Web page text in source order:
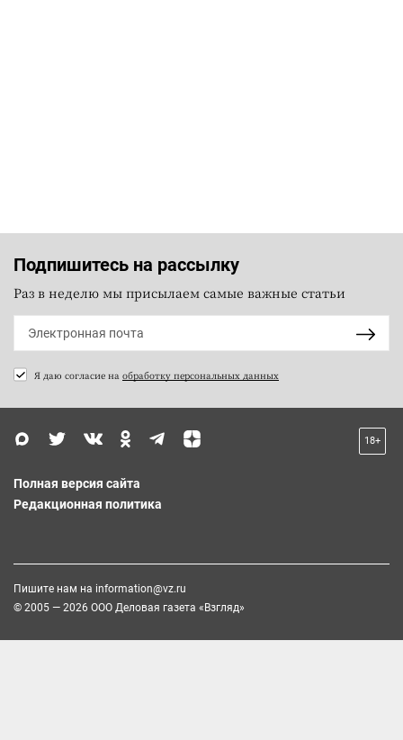
Подпишитесь на рассылку
Раз в неделю мы присылаем самые важные статьи
Я даю согласие на обработку персональных данных
18+
Полная версия сайта
Редакционная политика
Пишите нам на information@vz.ru
© 2005 — 2026 ООО Деловая газета «Взгляд»